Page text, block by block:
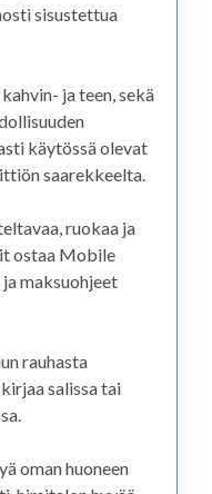
sisustettua
ja teen, sekä
käytössä olevat
saarekkeelta.
ruokaa ja
ostaa Mobile
maksuohjeet
rauhasta
salissa tai
oman huoneen